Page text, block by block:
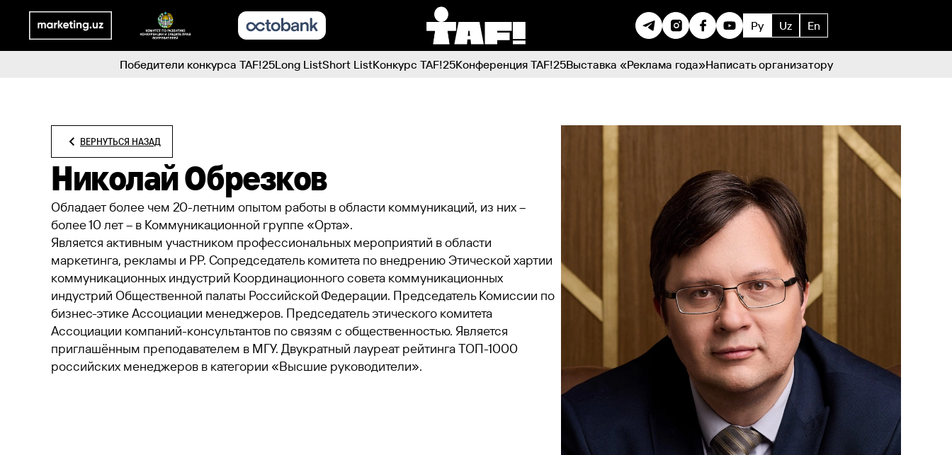
Ру Uz En
Победители конкурса TAF!25Long ListShort ListКонкурс TAF!25Конференция TAF!25Выставка «Реклама года»Написать организатору
ВЕРНУТЬСЯ НАЗАД
Николай Обрезков
Обладает более чем 20-летним опытом работы в области коммуникаций, из них –
более 10 лет – в Коммуникационной группе «Орта».
Является активным участником профессиональных мероприятий в области
маркетинга, рекламы и РР. Сопредседатель комитета по внедрению Этической хартии
коммуникационных индустрий Координационного совета коммуникационных
индустрий Общественной палаты Российской Федерации. Председатель Комиссии по
бизнес-этике Ассоциации менеджеров. Председатель этического комитета
Ассоциации компаний-консультантов по связям с общественностью. Является
приглашённым преподавателем в МГУ. Двукратный лауреат рейтинга ТОП-1000
российских менеджеров в категории «Высшие руководители».